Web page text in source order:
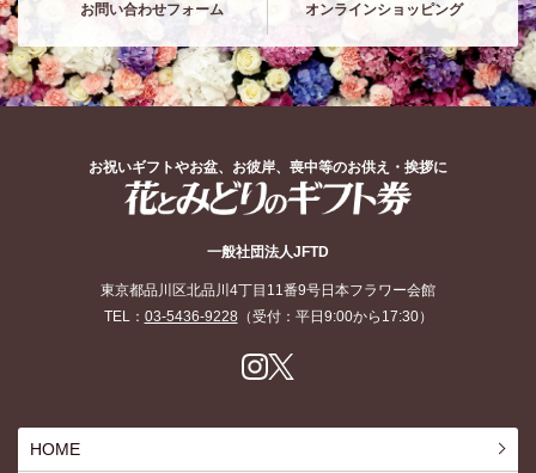
お問い合わせフォーム オンラインショッピング
お祝いギフトやお盆、お彼岸、喪中等のお供え・挨拶に
一般社団法人JFTD
東京都品川区北品川4丁目11番9号日本フラワー会館
TEL： 03-5436-9228 （受付：平日9:00から17:30）
HOME